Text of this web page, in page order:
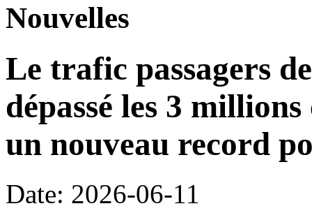
Nouvelles
Le trafic passagers
dépassé les 3
un nouveau record
Date: 2026-06-11